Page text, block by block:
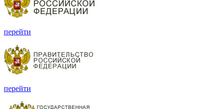
перейти
перейти